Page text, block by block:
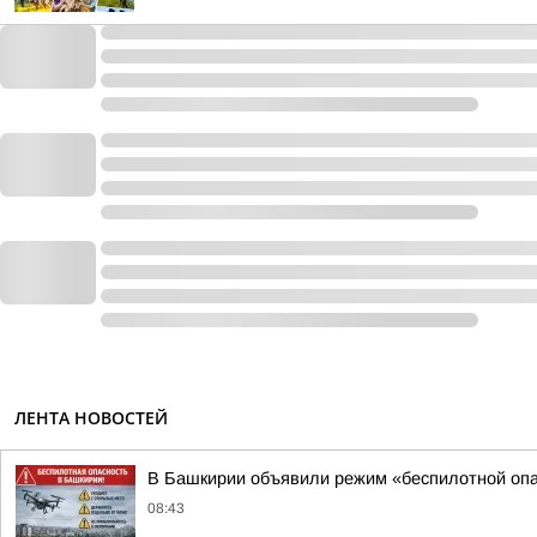
ЛЕНТА НОВОСТЕЙ
В Башкирии объявили режим «беспилотной
08:43